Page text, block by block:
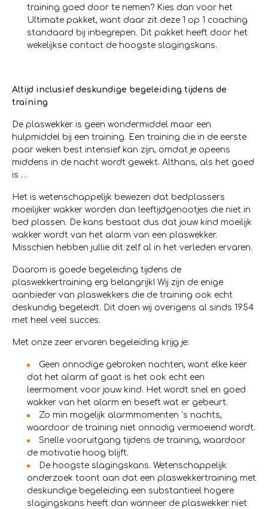
training goed door te nemen? Kies dan voor het
Ultimate pakket, want daar zit deze 1 op 1 coaching
standaard bij inbegrepen. Dit pakket heeft door het
wekelijkse contact de hoogste slagingskans.
Altijd inclusief deskundige begeleiding tijdens de
training
De plaswekker is geen wondermiddel maar een
hulpmiddel bij een training. Een training die in de eerste
paar weken best intensief kan zijn, omdat je opeens
middens in de nacht wordt gewekt. Althans, als het goed
is …
Het is wetenschappelijk bewezen dat bedplassers
moeilijker wakker worden dan leeftijdgenootjes die niet in
bed plassen. De kans bestaat dus dat jouw kind moeilijk
wakker wordt van het alarm van een plaswekker.
Misschien hebben jullie dit zelf al in het verleden ervaren.
Daarom is goede begeleiding tijdens de
plaswekkertraining erg belangrijk! Wij zijn de enige
aanbieder van plaswekkers die de training ook echt
deskundig begeleidt. Dit doen wij overigens al sinds 1954
met heel veel succes.
Met onze zeer ervaren begeleiding krijg je:
Geen onnodige gebroken nachten, want elke keer
dat het alarm af gaat is het ook echt een
leermoment voor jouw kind. Het wordt snel en goed
wakker van het alarm en beseft wat er gebeurt.
Zo min mogelijk alarmmomenten ’s nachts,
waardoor de training niet onnodig vermoeiend wordt.
Snelle vooruitgang tijdens de training, waardoor
de motivatie hoog blijft.
De hoogste slagingskans. Wetenschappelijk
onderzoek toont aan dat een plaswekkertraining met
deskundige begeleiding een substantieel hogere
slagingskans heeft dan wanneer de plaswekker niet